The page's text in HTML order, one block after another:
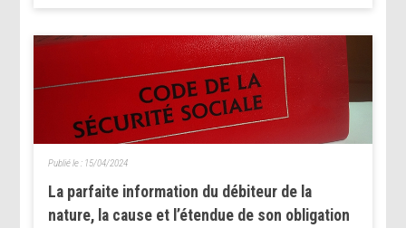
La parfaite information du débiteur de la
nature, la cause et l’étendue de son obligation
Publié le : 15/04/2024